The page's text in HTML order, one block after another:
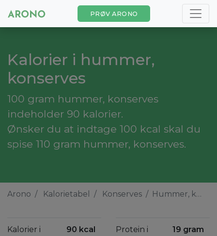
PRØV ARONO
Kalorier i hummer,
konserves
100 gram hummer, konserves
indeholder 90 kalorier.
Ønsker du at indtage 100 kcal skal du
spise 110 gram hummer, konserves.
Arono Kalorietabel Konserves Hummer, konserves
Kalorier i
90 kcal
Protein i
19 gram